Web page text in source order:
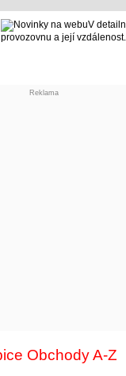
V
provozovnu a její vzdálenost.
Reklama
Obchody A-Z